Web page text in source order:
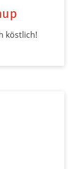
köstlich!